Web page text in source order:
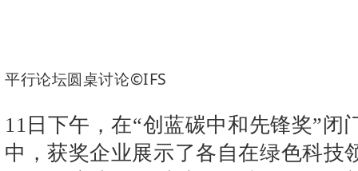
平行论坛圆桌讨论©IFS
11日下午，在“创蓝碳中和先锋奖”闭
中，获奖企业展示了各自在绿色科技